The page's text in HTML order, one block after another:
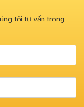
tôi tư vấn trong